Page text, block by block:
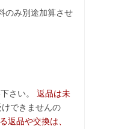
のみ別途加算させ
さい。 返品は未
できませんの
返品や交換は、